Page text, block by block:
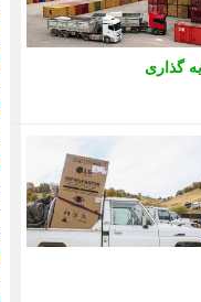
گذاری